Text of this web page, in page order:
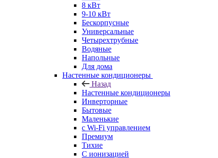
8 кВт
9-10 кВт
Бескорпусные
Универсальные
Четырехтрубные
Водяные
Напольные
Для дома
Настенные кондиционеры
Назад
Настенные кондиционеры
Инверторные
Бытовые
Маленькие
с Wi-Fi управлением
Премиум
Тихие
С ионизацией